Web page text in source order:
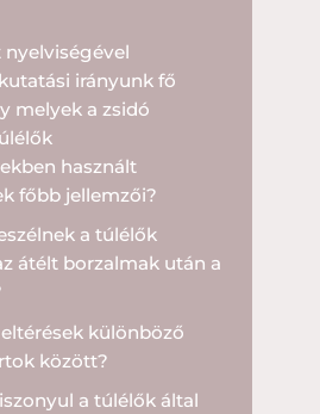
irányunk fő
melyek a zsidó
használt
főbb jellemzői?
a túlélők
átélt borzalmak után a
különböző
között?
a túlélők által